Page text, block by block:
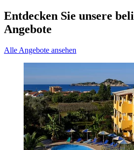
Entdecken Sie unsere
Angebote
Alle Angebote ansehen